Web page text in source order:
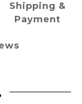
Shipping &
Payment